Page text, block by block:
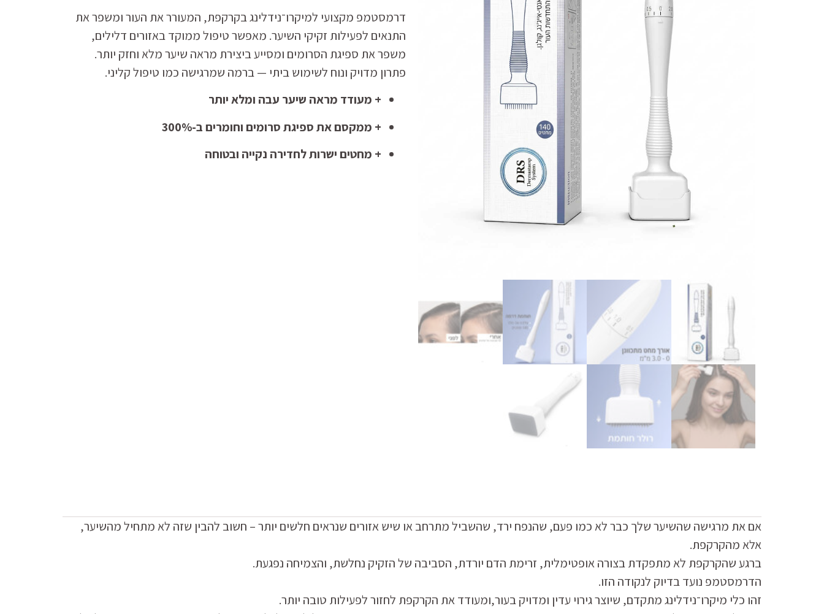
דרמסטמפ מקצועי למיקרו־נידלינג בקרקפת, המעורר את העור ומשפר את
התנאים לפעילות זקיקי השיער. מאפשר טיפול ממוקד באזורים דלילים,
משפר את ספיגת הסרומים ומסייע ביצירת מראה שיער מלא וחזק יותר.
פתרון מדויק ונוח לשימוש ביתי — ברמה שמרגישה כמו טיפול קליני.
+ מעודד מראה שיער עבה ומלא יותר
+ ממקסם את ספיגת סרומים וחומרים ב-300%
+ מחטים ישרות לחדירה נקייה ובטוחה
אם את מרגישה שהשיער שלך כבר לא כמו פעם, שהנפח ירד, שהשביל מתרחב או שיש אזורים שנראים חלשים יותר – חשוב להבין שזה לא מתחיל מהשיער,
אלא מהקרקפת.
ברגע שהקרקפת לא מתפקדת בצורה אופטימלית, זרימת הדם יורדת, הסביבה של הזקיק נחלשת, והצמיחה נפגעת.
הדרמסטמפ נועד בדיוק לנקודה הזו.
זהו כלי מיקרו־נידלינג מתקדם, שיוצר גירוי עדין ומדויק בעור,ומעודד את הקרקפת לחזור לפעילות טובה יותר.